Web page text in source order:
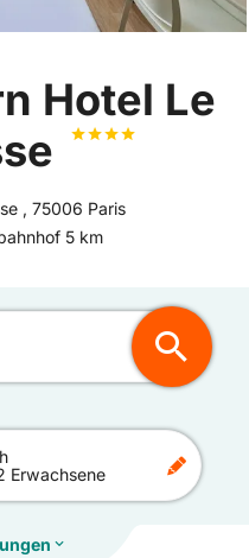
Hotel Le
, 75006 Paris
5 km
Erwachsene